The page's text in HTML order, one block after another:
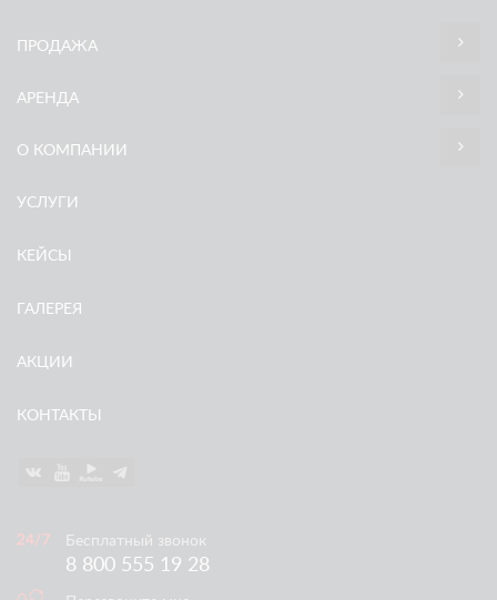
ПРОДАЖА
АРЕНДА
О КОМПАНИИ
УСЛУГИ
КЕЙСЫ
ГАЛЕРЕЯ
АКЦИИ
КОНТАКТЫ
Бесплатный звонок
8 800 555 19 28